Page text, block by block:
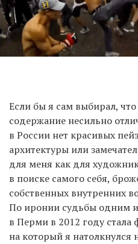
Если бы я сам выбирал,
содержание несильно
в России нет красивых
архитектуры или
для меня как для
в поиске самого себя,
собственных внутренних
По иронии судьбы одним
в Перми в 2012 году стала
на который я натолкнулся